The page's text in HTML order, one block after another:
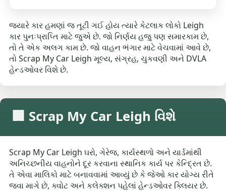
જ્યારે કાર હમણાં જ તૂટી ગઈ હોય ત્યારે કેટલાક લોકો Leigh
કાર પુનઃપ્રાપ્તિ માટે જુએ છે. જો નિર્ણય હજુ પણ સમારકામ છે,
તો તે એક અલગ કામ છે. જો વાહન ભંગાર માટે વેચવામાં આવે છે,
તો Scrap My Car Leigh મૂલ્ય, સંગ્રહ, ચુકવણી અને DVLA
હેન્ડઓવર વિશે છે.
🏢 Scrap My Car Leigh વિશે
Scrap My Car Leigh ઘરો, ગેરેજ, કાર્યસ્થળો અને યાર્ડમાંથી
અનિચ્છનીય વાહનોને દૂર કરવાના સ્થાનિક કાર્ય પર કેન્દ્રિત છે.
તે એવા માલિકો માટે બનાવવામાં આવ્યું છે કે જેઓ કાર યોગ્ય રીતે
જવા માગે છે, ક્વોટ અને કલેક્શન પહેલાં હેન્ડઓવર ક્લિયર છે.